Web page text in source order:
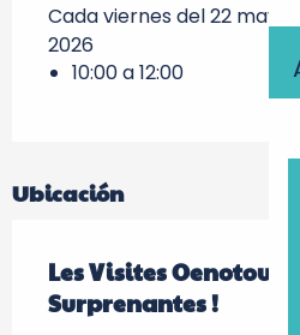
Cada viernes del 22 mayo
2026
10:00 a 12:00
Ubicación
Les Visites
Surprenantes !